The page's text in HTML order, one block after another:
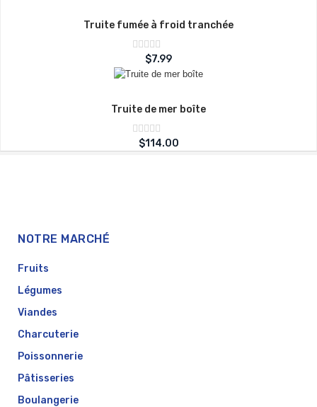
Truite fumée à froid tranchée
Note
sur
5
$7.99
Truite de mer boîte
Note
0sur
$114.00
NOTRE MARCHÉ
Fruits
Légumes
Viandes
Charcuterie
Poissonnerie
Pâtisseries
Boulangerie